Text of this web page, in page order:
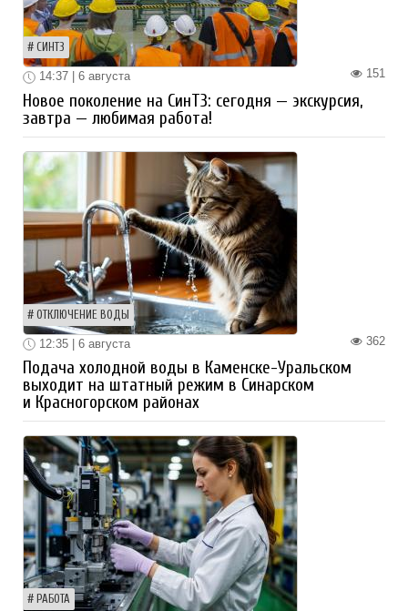
СИНТЗ
151
14:37 | 6 августа
Новое поколение на СинТЗ: сегодня — экскурсия,
завтра — любимая работа!
ОТКЛЮЧЕНИЕ ВОДЫ
362
12:35 | 6 августа
Подача холодной воды в Каменске-Уральском
выходит на штатный режим в Синарском
и Красногорском районах
РАБОТА